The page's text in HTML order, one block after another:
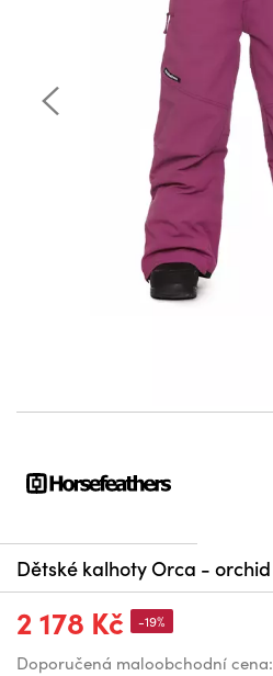
Dětské kalhoty Orca - orchid
2 178 Kč -19%
Doporučená maloobchodní cena: